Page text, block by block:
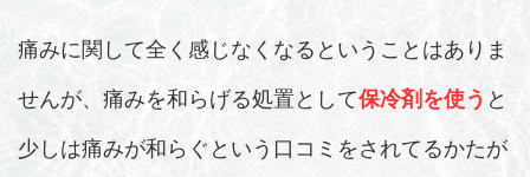
痛みに関して全く感じなくなるということはありま
せんが、痛みを和らげる処置として保冷剤を使う と
少しは痛みが和らぐという口コミをされてるかたが